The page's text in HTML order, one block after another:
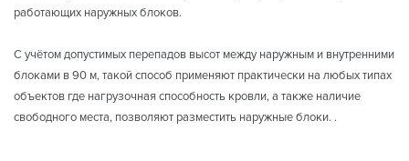
работающих наружных блоков.
С учётом допустимых перепадов высот между наружным и внутренними
блоками в 90 м, такой способ применяют практически на любых типах
объектов где нагрузочная способность кровли, а также наличие
свободного места, позволяют разместить наружные блоки. .